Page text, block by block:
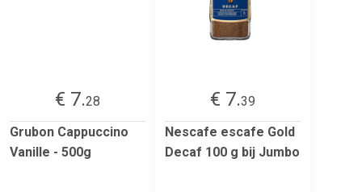
€ 7.28
Grubon Cappuccino
Vanille - 500g
€ 7.39
Nescafe escafe Gold
Decaf 100 g bij Jumbo